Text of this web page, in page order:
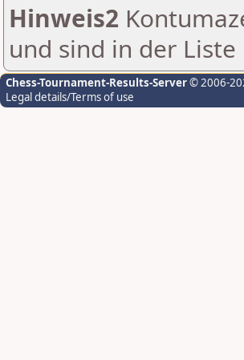
Hinweis2
und sind in der
Chess-Tournament-Results-Server© 2006-
Legal details/Terms of use